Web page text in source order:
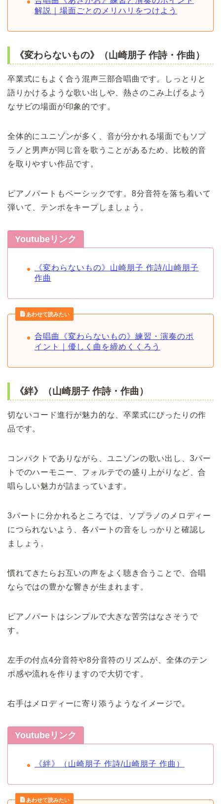
解説｜場面ごとのメリハリをつけよう
《変わらないもの》（山崎朋子 作詩・作曲）
卒業式にもよく合う混声三部合唱曲です。しっとりと
語りかけるような歌い出しや、熱さのこみ上げるよう
なサビの場面が印象的です。
全体的にユニゾンが多く、音が分かれる場面でもソプ
ラノと男声が同じ音を歌うことがあるため、比較的音
を取りやすい作品です。
ピアノパートもベーシックです。8分音符を落ち着いて
弾いて、テンポをキープしましょう。
Youtubeリンク
《変わらないもの》山崎朋子 作詩/山崎朋子
作曲
あわせて読みたい
合唱曲《変わらないもの》練習・演奏のポ
イント｜優しく曲を締めくくろう
《絆》（山崎朋子 作詩・作曲）
切ないコード進行が魅力的な、卒業式にぴったりの作
品です。
コンパクトでありながら、ユニゾンの歌い出し、3パー
トでのハーモニー、フォルテでの盛り上がりなど、合
唱らしい魅力が詰まっています。
3パートに分かれるところでは、ソプラノのメロディー
につられないよう、各パートの音をしっかりと確認し
ましょう。
慣れてきたらお互いの声をよく聴き合うことで、合唱
ならではの豊かな響きが生まれます。
ピアノパートはシンプルで大きな苦労はなさそうで
す。
左手の付点4分音符や8分音符のリズムが、全体のテン
ポ感や流れを作りますので大切です。
右手はメロディーに寄り添うようなイメージで。
Youtubeリンク
《絆》（山崎朋子 作詩/山崎朋子 作曲）
あわせて読みたい